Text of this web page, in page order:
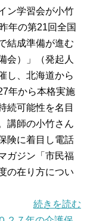
ン学習会が小竹
年の第21回全国
結成準備が進む
会）」（発起人
し、北海道から
年から本格実施
続可能性を名目
講師の小竹さん
険に着目し電話
ガジン「市民福
の在り方につい
続きを読む